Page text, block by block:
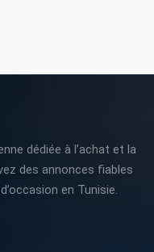
dédiée à l’achat et la
des annonces fiables
en Tunisie.